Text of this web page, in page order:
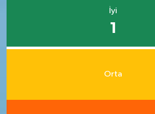
İyi
1
Orta